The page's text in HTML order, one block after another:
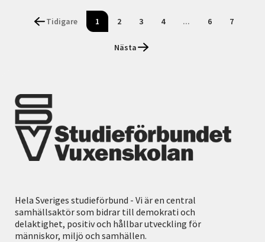
Tidigare 1 2 3 4 ... 6 7
Nästa
Hela Sveriges studieförbund - Vi är en central
samhällsaktör som bidrar till demokrati och
delaktighet, positiv och hållbar utveckling för
människor, miljö och samhällen.